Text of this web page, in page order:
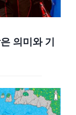
의미와 기